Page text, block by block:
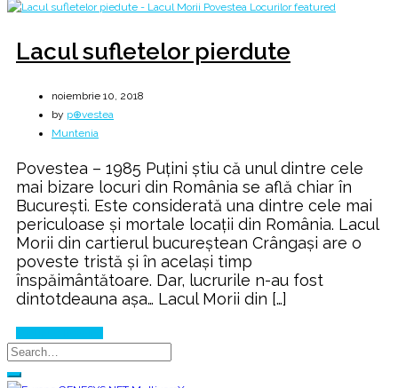
Lacul sufletelor pierdute
noiembrie 10, 2018
by p⊕vestea
Muntenia
Povestea – 1985 Puțini știu că unul dintre cele
mai bizare locuri din România se află chiar în
București. Este considerată una dintre cele mai
periculoase și mortale locații din România. Lacul
Morii din cartierul bucureștean Crângași are o
poveste tristă și în același timp
înspăimântătoare. Dar, lucrurile n-au fost
dintotdeauna așa… Lacul Morii din […]